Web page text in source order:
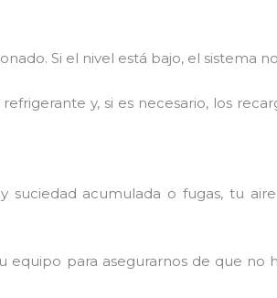
Si el nivel está bajo, el sistema
y, si es necesario, los
suciedad acumulada o fugas, tu
equipo para asegurarnos de que no